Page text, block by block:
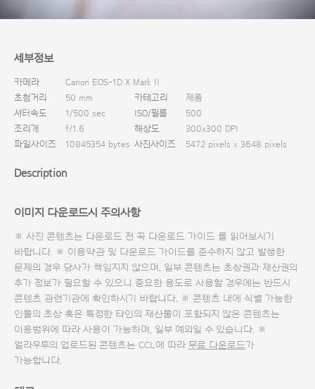
세부정보
카메라
Canon EOS-1D X Mark II
초첨거리
50 mm 카테고리
제품
셔터속도
1/500 sec ISO/필름
500
조리개
f/1.6 해상도
300x300 DPI
파일사이즈
10845354 bytes 사진사이즈 5472 pixels x 3648 pixels
Description
이미지 다운로드시 주의사항
※ 사진 콘텐츠는 다운로드 전 꼭 다운로드 가이드 를 읽어보시기
바랍니다. ※ 이용약관 및 다운로드 가이드를 준수하지 않고 발생한
문제의 경우 당사가 책임지지 않으며, 일부 콘텐츠는 초상권과 재산권의
추가 정보가 필요할 수 있으니 중요한 용도로 사용할 경우에는 반드시
콘텐츠 관련기관에 확인하시기 바랍니다. ※ 콘텐츠 내에 식별 가능한
인물의 초상 혹은 특정한 타인의 재산물이 포함되지 않은 콘텐츠는
이용범위에 따라 사용이 가능하며, 일부 예외일 수 있습니다. ※
얼라우투의 업로드된 콘텐츠는 CCL에 따라 무료 다운로드가
가능합니다.